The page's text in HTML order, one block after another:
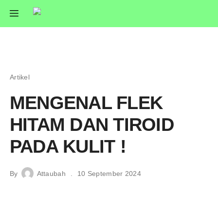
Artikel
MENGENAL FLEK
HITAM DAN TIROID
PADA KULIT !
By Attaubah 10 September 2024